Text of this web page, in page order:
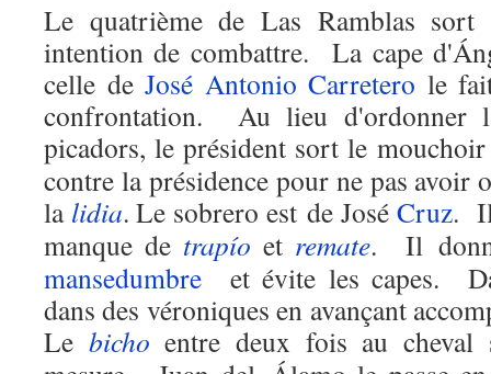
Le quatrième de Las Ramblas sort
intention de combattre.
La cape
celle deJosé Antonio Carretero le
confrontation.
Au lieu d'ordonner
picadors, le président sort le
contre la présidence pour ne pas avoir
la lidia. Le sobrero est de José Cruz.
manque de trapío et remate.
Il
mansedumbre et évite les capes.
dans des véroniques en avançant
Le bicho entre deux fois au cheval